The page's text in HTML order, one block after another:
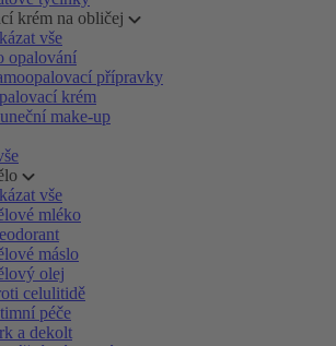
krém na obličej
vše
opalování
přípravky
krém
make-up
vše
mléko
máslo
olej
celulitidě
péče
a dekolt